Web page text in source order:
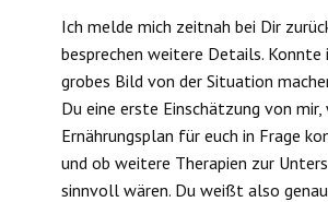
Ich melde mich zeitnah bei Dir
besprechen weitere Details. Konnte
grobes Bild von der Situation
Du eine erste Einschätzung von
Ernährungsplan für euch in Frage
und ob weitere Therapien zur
sinnvoll wären. Du weißt also